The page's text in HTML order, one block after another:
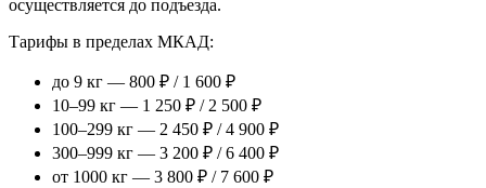
осуществляется до подъезда.
Тарифы в пределах МКАД:
до 9 кг — 800 ₽ / 1 600 ₽
10–99 кг — 1 250 ₽ / 2 500 ₽
100–299 кг — 2 450 ₽ / 4 900 ₽
300–999 кг — 3 200 ₽ / 6 400 ₽
от 1000 кг — 3 800 ₽ / 7 600 ₽